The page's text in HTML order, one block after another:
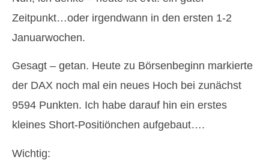
Zeitpunkt…oder irgendwann in den ersten 1-2
Januarwochen.
Gesagt – getan. Heute zu Börsenbeginn markierte
der DAX noch mal ein neues Hoch bei zunächst
9594 Punkten. Ich habe darauf hin ein erstes
kleines Short-Positiönchen aufgebaut….
Wichtig: